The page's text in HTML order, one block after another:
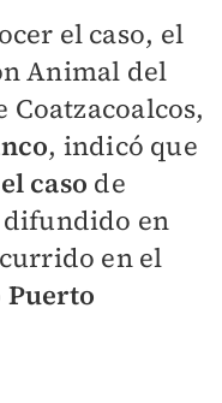
el caso, el
Animal del
, indicó que
caso de
difundido en
en el
Puerto